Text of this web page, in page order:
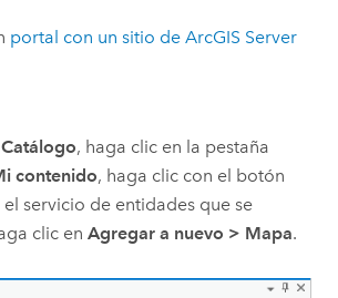
portal con un sitio de ArcGIS Server
Catálogo, haga clic en la pestaña
contenido, haga clic con el botón
servicio de entidades que se
clic en Agregar a nuevo > Mapa.